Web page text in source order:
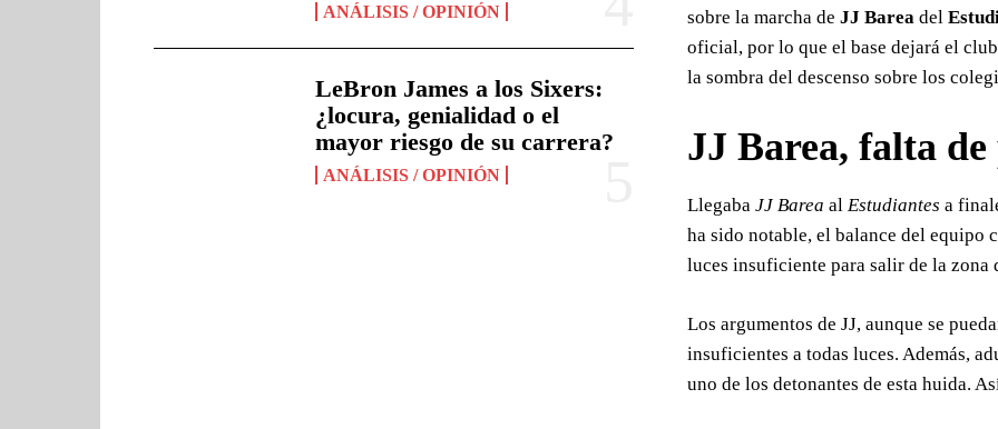
ANÁLISIS / OPINIÓN
LeBron James a los Sixers:
¿locura, genialidad o el
mayor riesgo de su carrera?
ANÁLISIS / OPINIÓN
sobre la marcha de JJ Barea del
oficial, por lo que el base dejará el
la sombra del descenso sobre los
JJ Barea, falta
Llegaba JJ Barea alEstudiantes a
ha sido notable, el balance del equipo
luces insuficiente para salir de la
Los argumentos de JJ, aunque se
insuficientes a todas luces. Además,
uno de los detonantes de esta huida.